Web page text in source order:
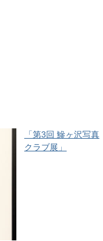
「第3回 鰺ヶ沢写真
クラブ展」